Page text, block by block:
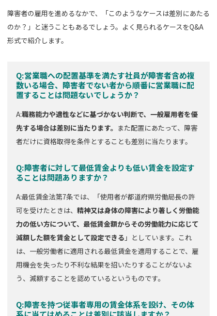
障害者の雇用を進めるなかで、「このようなケースは差別にあたる
のか？」と迷うこともあるでしょう。よく見られるケースをQ&A
形式で紹介します。
Q:営業職への配置基準を満たす社員が障害者含め複
数いる場合、障害者でない者から順番に営業職に配
置することは問題ないでしょうか？
A:職務能力や適性などに基づかない判断で、一般雇用者を優
先する場合は差別に当たります。 また配置にあたって、障害
者だけに資格取得を条件とすることも差別に当たります。
Q:障害者に対して最低賃金よりも低い賃金を設定す
ることは問題ありますか？
A:最低賃金法第7条では、「使用者が都道府県労働局長の許
可を受けたときは、 精神又は身体の障害により著しく労働能
力の低い方について、最低賃金額からその労働能力に応じて
減額した額を賃金として設定できる 」としています。これ
は、一般労働者に適用される最低賃金を適用することで、雇
用機会を失ったり不利な結果を招いたりすることがないよ
う、減額することを認めているというものです。
Q:障害を持つ従事者専用の賃金体系を設け、その体